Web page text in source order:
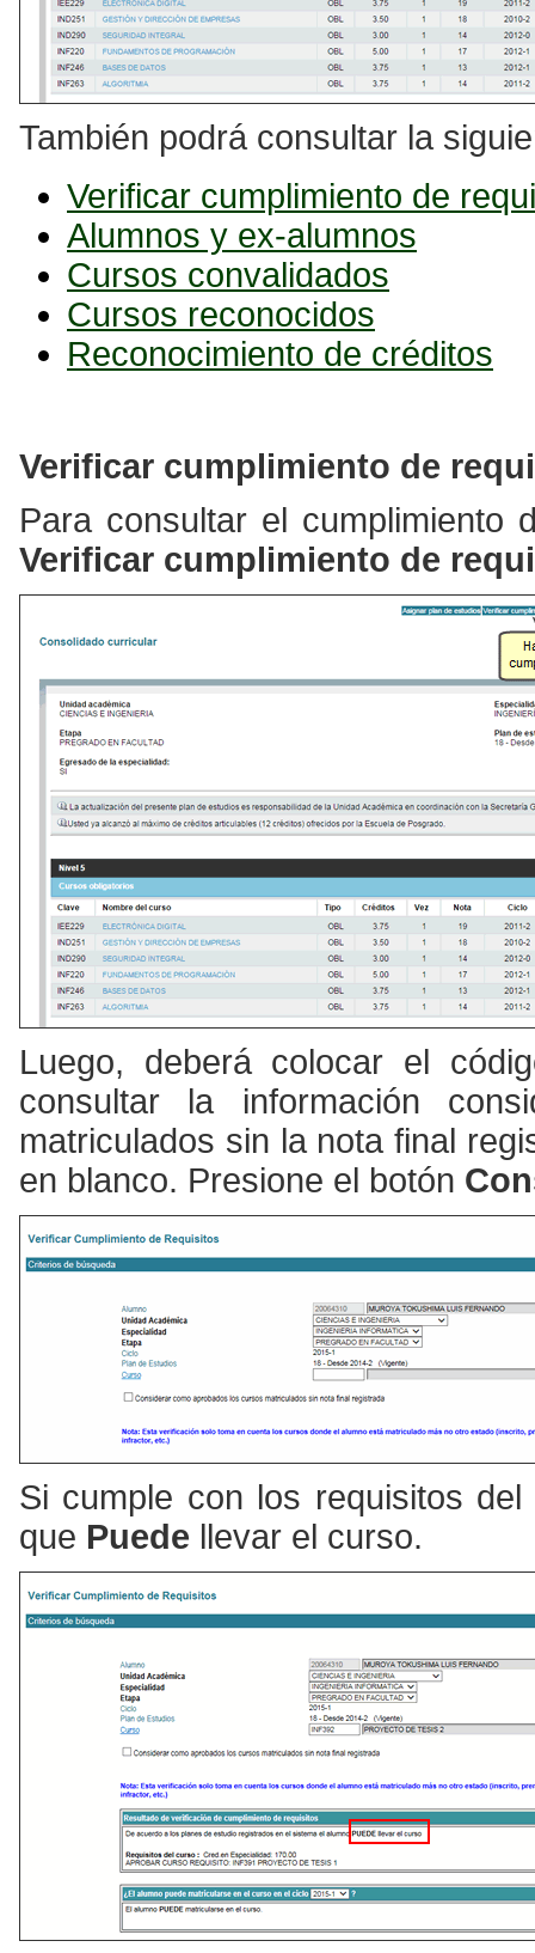
También podrá consultar la
Verificar cumplimiento de
Alumnos y ex-alumnos
Cursos convalidados
Cursos reconocidos
Reconocimiento de créditos
Verificar cumplimiento de
Para consultar el cumplimiento
Verificar cumplimiento de
Luego, deberá colocar el
consultar la información
matriculados sin la nota final
en blanco. Presione el botón
Si cumple con los requisitos
que Puede llevar el curso.